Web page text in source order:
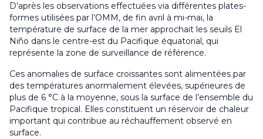
D’après les observations effectuées via différentes plates-
formes utilisées par l’OMM, de fin avril à mi-mai, la
température de surface de la mer approchait les seuils El
Niño dans le centre-est du Pacifique équatorial, qui
représente la zone de surveillance de référence.
Ces anomalies de surface croissantes sont alimentées par
des températures anormalement élevées, supérieures de
plus de 6 °C à la moyenne, sous la surface de l’ensemble du
Pacifique tropical. Elles constituent un réservoir de chaleur
important qui contribue au réchauffement observé en
surface.